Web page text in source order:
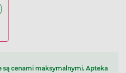
koszyka Ibuprom Max Sprint, 40 kapsułek
są cenami maksymalnymi. Apteka